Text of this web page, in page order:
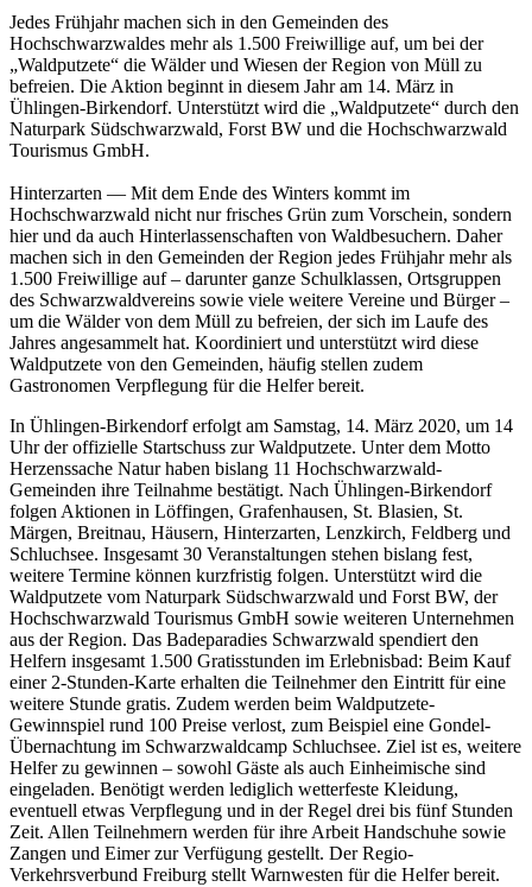
Jedes Frühjahr machen sich in den Gemeinden des
Hochschwarzwaldes mehr als 1.500 Freiwillige auf, um bei der
„Waldputzete“ die Wälder und Wiesen der Region von Müll zu
befreien. Die Aktion beginnt in diesem Jahr am 14. März in
Ühlingen-Birkendorf. Unterstützt wird die „Waldputzete“ durch den
Naturpark Südschwarzwald, Forst BW und die Hochschwarzwald
Tourismus GmbH.
Hinterzarten — Mit dem Ende des Winters kommt im
Hochschwarzwald nicht nur frisches Grün zum Vorschein, sondern
hier und da auch Hinterlassenschaften von Waldbesuchern. Daher
machen sich in den Gemeinden der Region jedes Frühjahr mehr als
1.500 Freiwillige auf – darunter ganze Schulklassen, Ortsgruppen
des Schwarzwaldvereins sowie viele weitere Vereine und Bürger –
um die Wälder von dem Müll zu befreien, der sich im Laufe des
Jahres angesammelt hat. Koordiniert und unterstützt wird diese
Waldputzete von den Gemeinden, häufig stellen zudem
Gastronomen Verpflegung für die Helfer bereit.
In Ühlingen-Birkendorf erfolgt am Samstag, 14. März 2020, um 14
Uhr der offizielle Startschuss zur Waldputzete. Unter dem Motto
Herzenssache Natur haben bislang 11 Hochschwarzwald-
Gemeinden ihre Teilnahme bestätigt. Nach Ühlingen-Birkendorf
folgen Aktionen in Löffingen, Grafenhausen, St. Blasien, St.
Märgen, Breitnau, Häusern, Hinterzarten, Lenzkirch, Feldberg und
Schluchsee. Insgesamt 30 Veranstaltungen stehen bislang fest,
weitere Termine können kurzfristig folgen. Unterstützt wird die
Waldputzete vom Naturpark Südschwarzwald und Forst BW, der
Hochschwarzwald Tourismus GmbH sowie weiteren Unternehmen
aus der Region. Das Badeparadies Schwarzwald spendiert den
Helfern insgesamt 1.500 Gratisstunden im Erlebnisbad: Beim Kauf
einer 2-Stunden-Karte erhalten die Teilnehmer den Eintritt für eine
weitere Stunde gratis. Zudem werden beim Waldputzete-
Gewinnspiel rund 100 Preise verlost, zum Beispiel eine Gondel-
Übernachtung im Schwarzwaldcamp Schluchsee. Ziel ist es, weitere
Helfer zu gewinnen – sowohl Gäste als auch Einheimische sind
eingeladen. Benötigt werden lediglich wetterfeste Kleidung,
eventuell etwas Verpflegung und in der Regel drei bis fünf Stunden
Zeit. Allen Teilnehmern werden für ihre Arbeit Handschuhe sowie
Zangen und Eimer zur Verfügung gestellt. Der Regio-
Verkehrsverbund Freiburg stellt Warnwesten für die Helfer bereit.